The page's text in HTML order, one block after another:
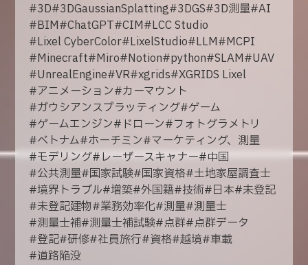
#3D#3DGaussianSplatting#3DGS#3D測量#AI
#BIM#ChatGPT#CIM#LCC Studio
#Lixel CyberColor#LixelStudio#LLM#MCPI
#Minecraft#Miro#Notion#python#SLAM#UAV
#UnrealEngine#VR#xgrids#XGRIDS Lixel
#アニメーション#カーマウント
#ガウシアンスプラッティング#ゲーム
#ゲームエンジン# ドローン#フォトグラメトリ
#ベトナム#ホーチミン#マーケティング、測量
#モデリング#レーザースキャナー#中国
#公共測量#国家試験#国家資格#土地家屋調査士
#境界トラブル#増築#外国籍#技術#日本#未登記
#未登記建物#業務効率化#測量#測量士
#測量士補#測量士補試験#点群#点群データ
#登記#研修#社員旅行#資格#越境#車載
#道路陥没